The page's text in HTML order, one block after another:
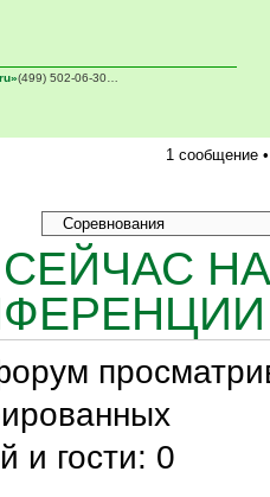
(499) 502-06-30…
1 сообщение
СЕЙЧАС
и гости: 0